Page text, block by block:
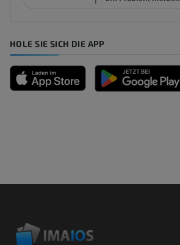
HOLE SIE SICH DIE APP